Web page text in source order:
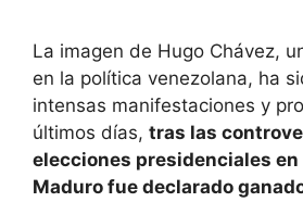
La imagen de Hugo Chávez,
en la política venezolana, ha
intensas manifestaciones y
últimos días, tras las
elecciones presidenciales en
Maduro fue declarado